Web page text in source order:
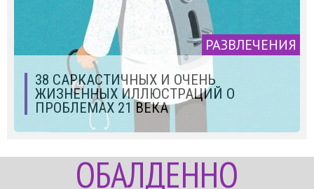
РАЗВЛЕЧЕНИЯ
38 САРКАСТИЧНЫХ И ОЧЕНЬ
ЖИЗНЕННЫХ ИЛЛЮСТРАЦИЙ О
ПРОБЛЕМАХ 21 ВЕКА
ОБАЛДЕННО